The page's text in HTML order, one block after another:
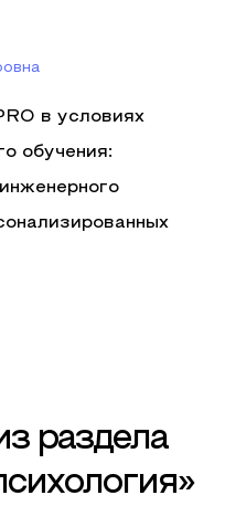
в условиях
обучения:
раздела